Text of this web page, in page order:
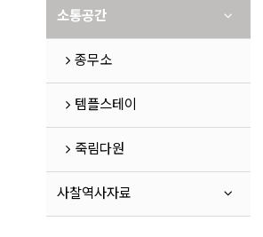
소통공간
종무소
템플스테이
죽림다원
사찰역사자료